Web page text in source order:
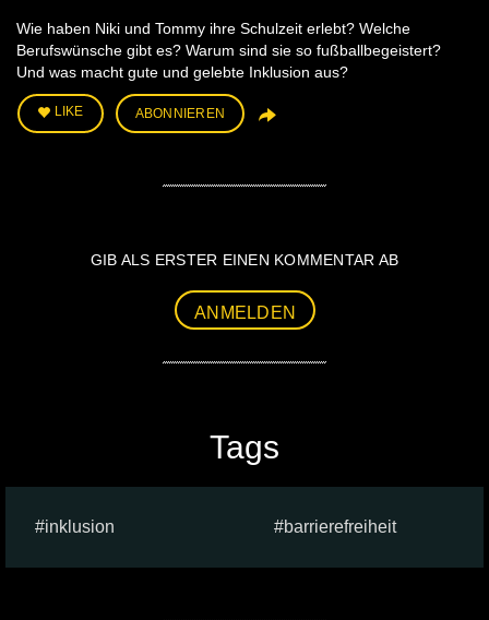
Wie haben Niki und Tommy ihre Schulzeit erlebt? Welche
Berufswünsche gibt es? Warum sind sie so fußballbegeistert?
Und was macht gute und gelebte Inklusion aus?
LIKE ABONNIEREN
GIB ALS ERSTER EINEN KOMMENTAR AB
ANMELDEN
Tags
inklusion barrierefreiheit